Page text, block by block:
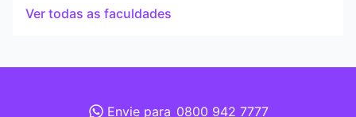
Ver todas as faculdades
Envie para 0800 942 7777